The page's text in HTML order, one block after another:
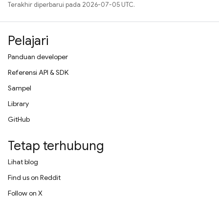
Terakhir diperbarui pada 2026-07-05 UTC.
Pelajari
Panduan developer
Referensi API & SDK
Sampel
Library
GitHub
Tetap terhubung
Lihat blog
Find us on Reddit
Follow on X